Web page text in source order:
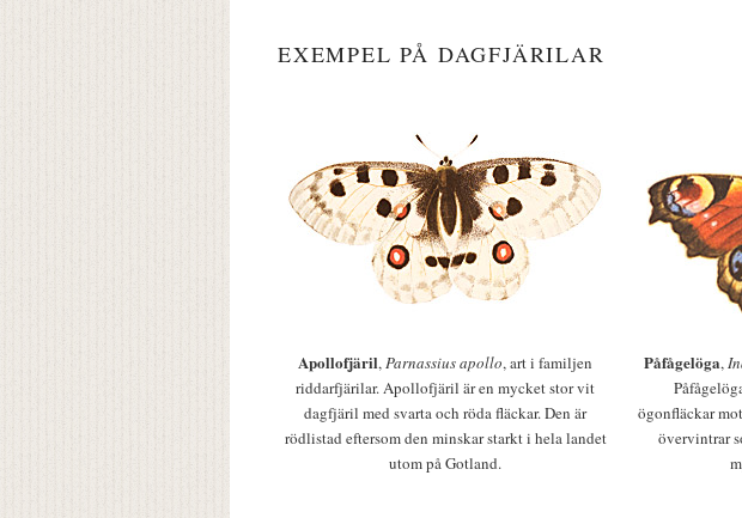
EXEMPEL PÅ DAGFJÄRILAR
Apollofjäril,Parnassius apollo, art i familjen
riddarfjärilar. Apollofjäril är en mycket stor vit
dagfjäril med svarta och röda fläckar. Den är
rödlistad eftersom den minskar starkt i hela landet
utom på Gotland.
Påfågelöga,
ögonfläckar
övervintrar